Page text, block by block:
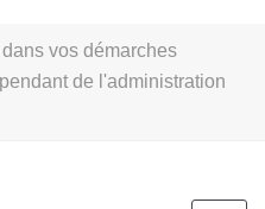
vos démarches
de l'administration